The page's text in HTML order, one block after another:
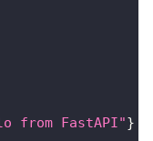
from FastAPI"}